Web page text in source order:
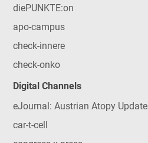
diePUNKTE:on
apo-campus
check-innere
check-onko
Digital Channels
eJournal: Austrian Atopy Update
car-t-cell